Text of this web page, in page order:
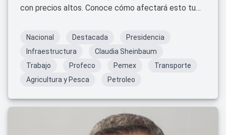
con precios altos. Conoce cómo afectará esto tu
Nacional Destacada
Presidencia
Infraestructura
Claudia Sheinbaum
Trabajo
Profeco Pemex
Transporte
Agricultura y Pesca
Petroleo